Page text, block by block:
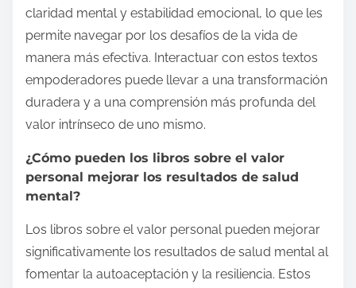
claridad mental y estabilidad emocional, lo que les
permite navegar por los desafíos de la vida de
manera más efectiva. Interactuar con estos textos
empoderadores puede llevar a una transformación
duradera y a una comprensión más profunda del
valor intrínseco de uno mismo.
¿Cómo pueden los libros sobre el valor
personal mejorar los resultados de salud
mental?
Los libros sobre el valor personal pueden mejorar
significativamente los resultados de salud mental al
fomentar la autoaceptación y la resiliencia. Estos